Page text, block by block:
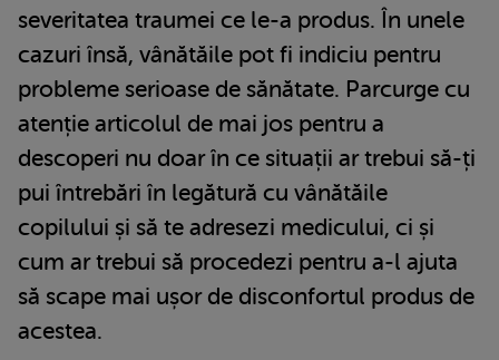
severitatea traumei ce le-a produs. În unele
cazuri însă, vânătăile pot fi indiciu pentru
probleme serioase de sănătate. Parcurge cu
atenție articolul de mai jos pentru a
descoperi nu doar în ce situații ar trebui să-ți
pui întrebări în legătură cu vânătăile
copilului și să te adresezi medicului, ci și
cum ar trebui să procedezi pentru a-l ajuta
să scape mai ușor de disconfortul produs de
acestea.